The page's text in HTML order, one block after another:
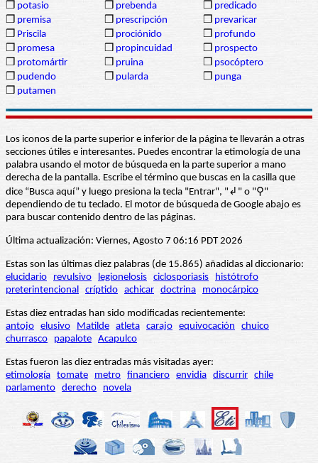
❒ potasio ❒ prebenda ❒ predicado
❒ premisa ❒ prescripción ❒ prevaricar
❒ Priscila ❒ prociónido ❒ profundo
❒ promesa ❒ propincuidad ❒ prospecto
❒ protomártir ❒ pruina ❒ psocóptero
❒ pudendo ❒ pularda ❒ punga
❒ putamen
Los iconos de la parte superior e inferior de la página te llevarán a otras
secciones útiles e interesantes. Puedes encontrar la etimología de una
palabra usando el motor de búsqueda en la parte superior a mano
derecha de la pantalla. Escribe el término que buscas en la casilla que
dice “Busca aquí” y luego presiona la tecla "Entrar", "↲" o "⚲"
dependiendo de tu teclado. El motor de búsqueda de Google abajo es
para buscar contenido dentro de las páginas.
Última actualización: Viernes, Agosto 7 06:16 PDT 2026
Estas son las últimas diez palabras (de 15.865) añadidas al diccionario:
elucidario
revulsivo legionelosis ciclosporiasis
histótrofo
preterintencional críptido achicar doctrina monocárpico
Estas diez entradas han sido modificadas recientemente:
antojo elusivo Matilde atleta carajo equivocación
chuico
churrasco
papalote Acapulco
Estas fueron las diez entradas más visitadas ayer:
etimología tomate metro financiero envidia discurrir chile
parlamento derecho novela